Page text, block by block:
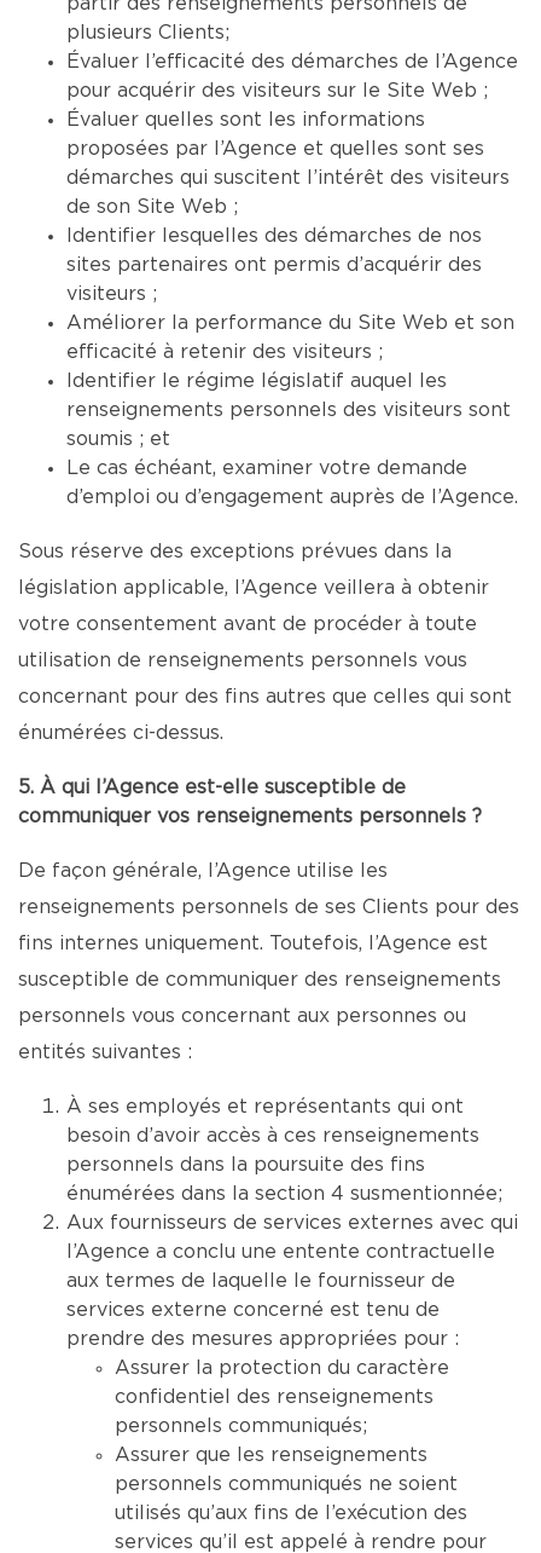
plusieurs Clients;
Évaluer l’efficacité des démarches de l’Agence
pour acquérir des visiteurs sur le Site Web ;
Évaluer quelles sont les informations
proposées par l’Agence et quelles sont ses
démarches qui suscitent l’intérêt des visiteurs
de son Site Web ;
Identifier lesquelles des démarches de nos
sites partenaires ont permis d’acquérir des
visiteurs ;
Améliorer la performance du Site Web et son
efficacité à retenir des visiteurs ;
Identifier le régime législatif auquel les
renseignements personnels des visiteurs sont
soumis ; et
Le cas échéant, examiner votre demande
d’emploi ou d’engagement auprès de l’Agence.
Sous réserve des exceptions prévues dans la
législation applicable, l’Agence veillera à obtenir
votre consentement avant de procéder à toute
utilisation de renseignements personnels vous
concernant pour des fins autres que celles qui sont
énumérées ci-dessus.
5. À qui l’Agence est-elle susceptible de
communiquer vos renseignements personnels ?
De façon générale, l’Agence utilise les
renseignements personnels de ses Clients pour des
fins internes uniquement. Toutefois, l’Agence est
susceptible de communiquer des renseignements
personnels vous concernant aux personnes ou
entités suivantes :
À ses employés et représentants qui ont
besoin d’avoir accès à ces renseignements
personnels dans la poursuite des fins
énumérées dans la section 4 susmentionnée;
Aux fournisseurs de services externes avec qui
l’Agence a conclu une entente contractuelle
aux termes de laquelle le fournisseur de
services externe concerné est tenu de
prendre des mesures appropriées pour :
Assurer la protection du caractère
confidentiel des renseignements
personnels communiqués;
Assurer que les renseignements
personnels communiqués ne soient
utilisés qu’aux fins de l’exécution des
services qu’il est appelé à rendre pour